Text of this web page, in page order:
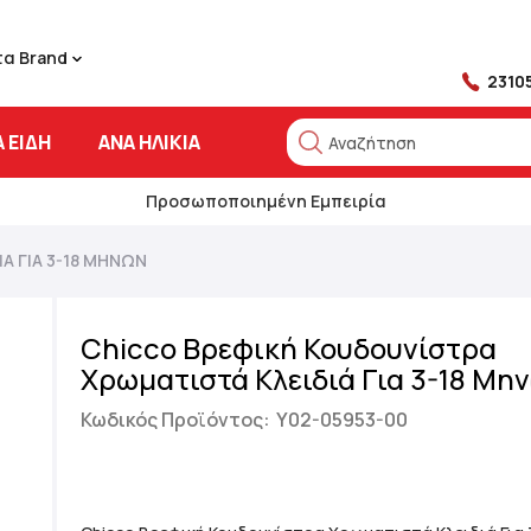
Brand
ΕΊΔΗ ΑΝΆ ΗΛΙΚΊΑ
Αναζήτηση
Αναζήτηση
Προσωποποιημένη Εμπειρία
ΓΙΑ 3-18 ΜΗΝΏΝ
Chicco Βρεφική Κουδουνίστρα
Χρωματιστά Κλειδιά Για 3-18
Κωδικός Προϊόντος: Y02-05953-00